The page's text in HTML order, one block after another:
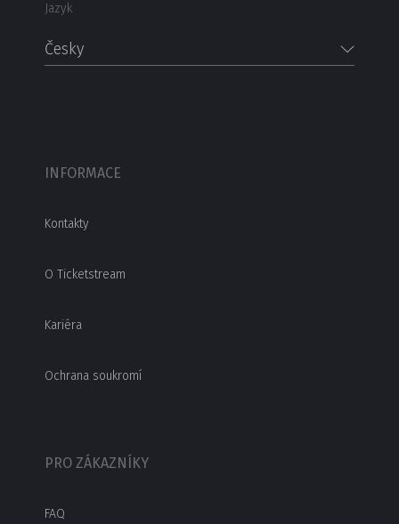
Jazyk
Česky
INFORMACE
Kontakty
O Ticketstream
Kariéra
Ochrana soukromí
PRO ZÁKAZNÍKY
FAQ